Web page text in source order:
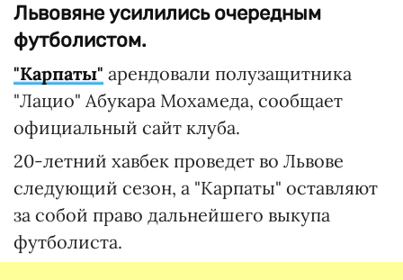
Львовяне усилились очередным
футболистом.
"Карпаты" арендовали полузащитника
"Лацио" Абукара Мохамеда, сообщает
официальный сайт клуба.
20-летний хавбек проведет во Львове
следующий сезон, а "Карпаты" оставляют
за собой право дальнейшего выкупа
футболиста.